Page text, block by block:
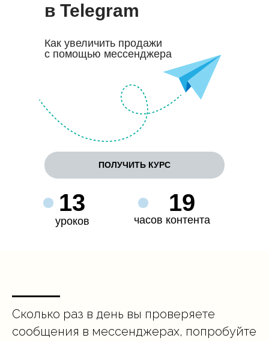
ПОЛУЧИТЬ КУРС
в Telegram
Как увеличить продажи
с помощью мессенджера
13 19
уроков часов контента
Сколько раз в день вы проверяете
сообщения в мессенджерах, попробуйте